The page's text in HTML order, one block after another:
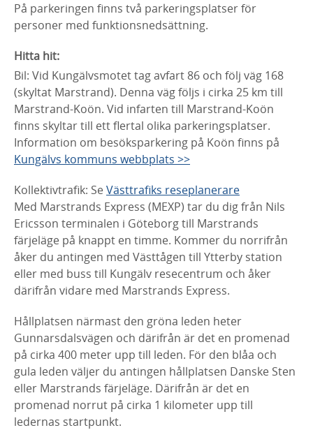
På parkeringen finns två parkeringsplatser för
personer med funktionsnedsättning.
Hitta hit:
Bil: Vid Kungälvsmotet tag avfart 86 och följ väg 168
(skyltat Marstrand). Denna väg följs i cirka 25 km till
Marstrand-Koön. Vid infarten till Marstrand-Koön
finns skyltar till ett flertal olika parkeringsplatser.
Information om besöksparkering på Koön finns på
Kungälvs kommuns webbplats >>
Kollektivtrafik: SeVästtrafiks reseplanerare
Med Marstrands Express (MEXP) tar du dig från Nils
Ericsson terminalen i Göteborg till Marstrands
färjeläge på knappt en timme. Kommer du norrifrån
åker du antingen med Västtågen till Ytterby station
eller med buss till Kungälv resecentrum och åker
därifrån vidare med Marstrands Express.
Hållplatsen närmast den gröna leden heter
Gunnarsdalsvägen och därifrån är det en promenad
på cirka 400 meter upp till leden. För den blåa och
gula leden väljer du antingen hållplatsen Danske Sten
eller Marstrands färjeläge. Därifrån är det en
promenad norrut på cirka 1 kilometer upp till
ledernas startpunkt.